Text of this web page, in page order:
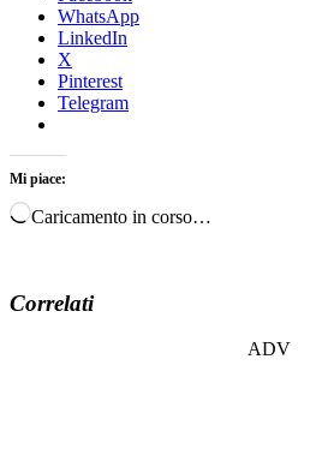
WhatsApp
LinkedIn
X
Pinterest
Telegram
Mi piace:
Caricamento in corso…
Correlati
ADV